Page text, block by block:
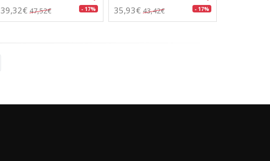
39,32€ 47,52€ - 17% 35,93€ 43,42€ - 17%